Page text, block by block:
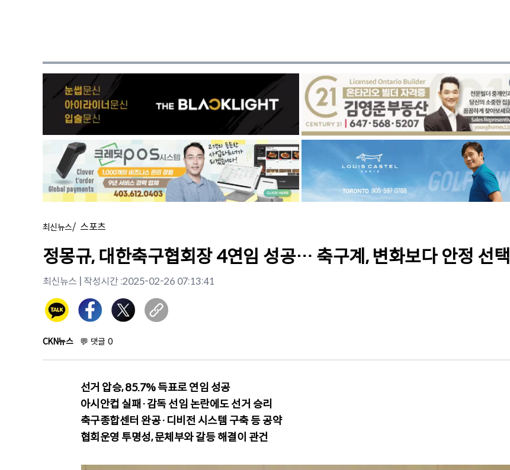
최신뉴스/ 스포츠
정몽규, 대한축구협회장 4연임 성공… 축구계, 변화보다 안정 선택
최신뉴스 | 작성시간 :2025-02-26 07:13:41
CKN뉴스 💬 댓글 0
선거 압승, 85.7% 득표로 연임 성공
아시안컵 실패·감독 선임 논란에도 선거 승리
축구종합센터 완공·디비전 시스템 구축 등 공약
협회운영 투명성, 문체부와 갈등 해결이 관건